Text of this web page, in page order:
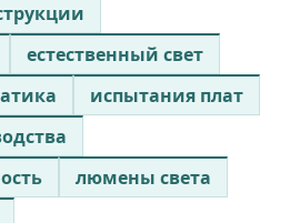
естественный свет
испытания плат
люмены света